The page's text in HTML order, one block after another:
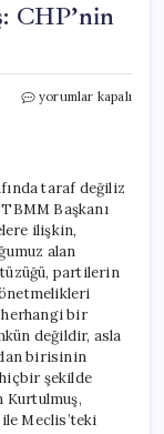
CHP’nin
TBMM
ihtilafında
taraf
değiliz
için
yorumlar kapalı
taraf değiliz
Başkanı
ilişkin,
alan
partilerin
bir
değildir, asla
birisinin
şekilde
Kurtulmuş,
Meclis’teki